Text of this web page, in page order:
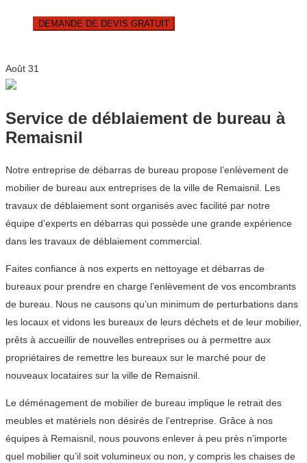
DEMANDE DE DEVIS GRATUIT
Août 31
Service de déblaiement de bureau à
Remaisnil
Notre entreprise de débarras de bureau propose l’enlèvement de
mobilier de bureau aux entreprises de la ville de Remaisnil. Les
travaux de déblaiement sont organisés avec facilité par notre
équipe d’experts en débarras qui possède une grande expérience
dans les travaux de déblaiement commercial.
Faites confiance à nos experts en nettoyage et débarras de
bureaux pour prendre en charge l’enlèvement de vos encombrants
de bureau. Nous ne causons qu’un minimum de perturbations dans
les locaux et vidons les bureaux de leurs déchets et de leur mobilier,
prêts à accueillir de nouvelles entreprises ou à permettre aux
propriétaires de remettre les bureaux sur le marché pour de
nouveaux locataires sur la ville de Remaisnil.
Le déménagement de mobilier de bureau implique le retrait des
meubles et matériels non désirés de l’entreprise. Grâce à nos
équipes à Remaisnil, nous pouvons enlever à peu près n’importe
quel mobilier qu’il soit volumineux ou non, y compris les chaises de